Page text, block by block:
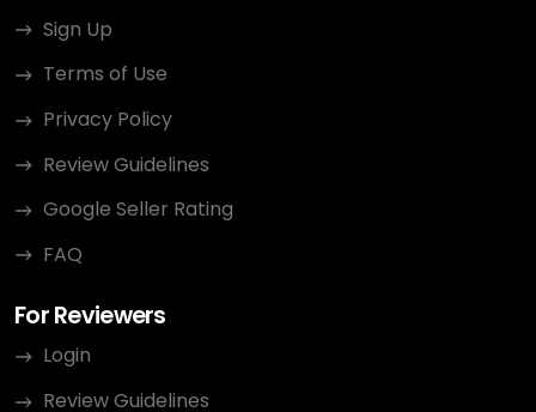
Sign Up
Terms of Use
Privacy Policy
Review Guidelines
Google Seller Rating
FAQ
For Reviewers
Login
Review Guidelines